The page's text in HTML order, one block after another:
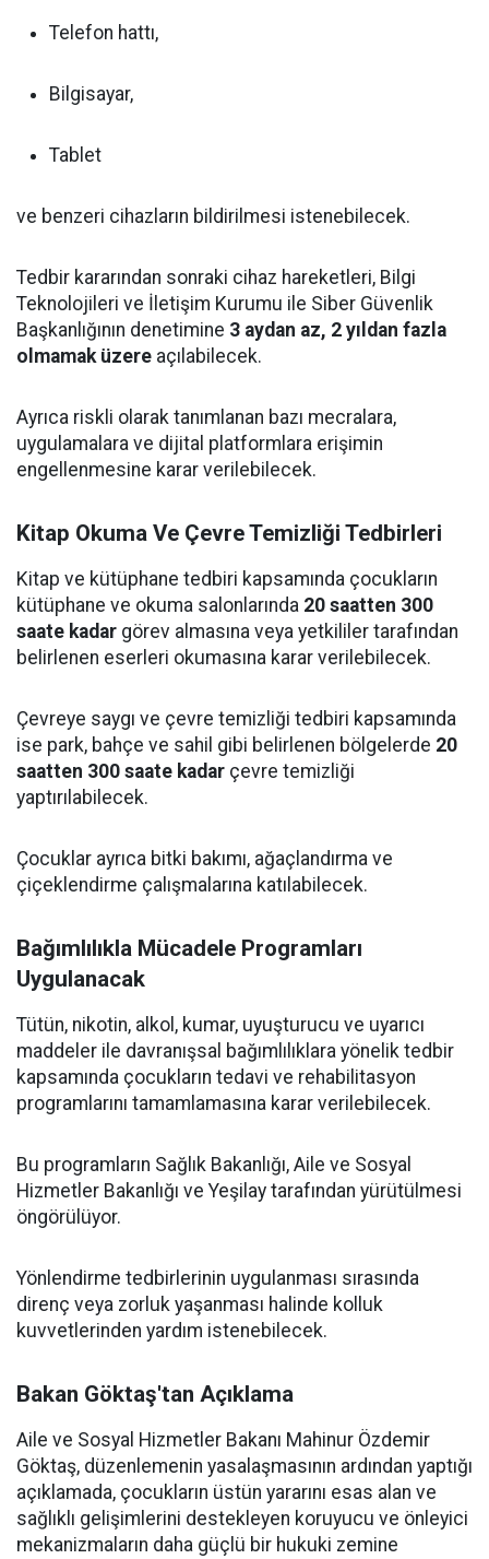
Telefon hattı,
Bilgisayar,
Tablet
ve benzeri cihazların bildirilmesi istenebilecek.
Tedbir kararından sonraki cihaz hareketleri, Bilgi
Teknolojileri ve İletişim Kurumu ile Siber Güvenlik
Başkanlığının denetimine 3 aydan az, 2 yıldan fazla
olmamak üzere açılabilecek.
Ayrıca riskli olarak tanımlanan bazı mecralara,
uygulamalara ve dijital platformlara erişimin
engellenmesine karar verilebilecek.
Kitap Okuma Ve Çevre Temizliği Tedbirleri
Kitap ve kütüphane tedbiri kapsamında çocukların
kütüphane ve okuma salonlarında 20 saatten 300
saate kadar görev almasına veya yetkililer tarafından
belirlenen eserleri okumasına karar verilebilecek.
Çevreye saygı ve çevre temizliği tedbiri kapsamında
ise park, bahçe ve sahil gibi belirlenen bölgelerde 20
saatten 300 saate kadar çevre temizliği
yaptırılabilecek.
Çocuklar ayrıca bitki bakımı, ağaçlandırma ve
çiçeklendirme çalışmalarına katılabilecek.
Bağımlılıkla Mücadele Programları
Uygulanacak
Tütün, nikotin, alkol, kumar, uyuşturucu ve uyarıcı
maddeler ile davranışsal bağımlılıklara yönelik tedbir
kapsamında çocukların tedavi ve rehabilitasyon
programlarını tamamlamasına karar verilebilecek.
Bu programların Sağlık Bakanlığı, Aile ve Sosyal
Hizmetler Bakanlığı ve Yeşilay tarafından yürütülmesi
öngörülüyor.
Yönlendirme tedbirlerinin uygulanması sırasında
direnç veya zorluk yaşanması halinde kolluk
kuvvetlerinden yardım istenebilecek.
Bakan Göktaş'tan Açıklama
Aile ve Sosyal Hizmetler Bakanı Mahinur Özdemir
Göktaş, düzenlemenin yasalaşmasının ardından yaptığı
açıklamada, çocukların üstün yararını esas alan ve
sağlıklı gelişimlerini destekleyen koruyucu ve önleyici
mekanizmaların daha güçlü bir hukuki zemine